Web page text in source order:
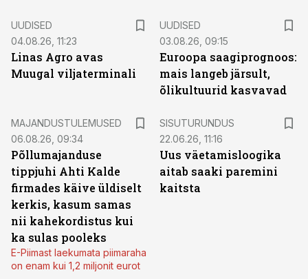
UUDISED
04.08.26, 11:23
Linas Agro avas
Muugal viljaterminali
UUDISED
03.08.26, 09:15
Euroopa saagiprognoos:
mais langeb järsult,
õlikultuurid kasvavad
MAJANDUSTULEMUSED
06.08.26, 09:34
Põllumajanduse
tippjuhi Ahti Kalde
firmades käive üldiselt
kerkis, kasum samas
nii kahekordistus kui
ka sulas pooleks
E-Piimast laekumata piimaraha
on enam kui 1,2 miljonit eurot
SISUTURUNDUS
22.06.26, 11:16
Uus väetamisloogika
aitab saaki paremini
kaitsta